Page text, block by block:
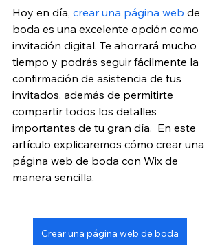
Hoy en día, crear una página web de
boda es una excelente opción como
invitación digital. Te ahorrará mucho
tiempo y podrás seguir fácilmente la
confirmación de asistencia de tus
invitados, además de permitirte
compartir todos los detalles
importantes de tu gran día.  En este
artículo explicaremos cómo crear una
página web de boda con Wix de
manera sencilla.
Crear una página web de boda